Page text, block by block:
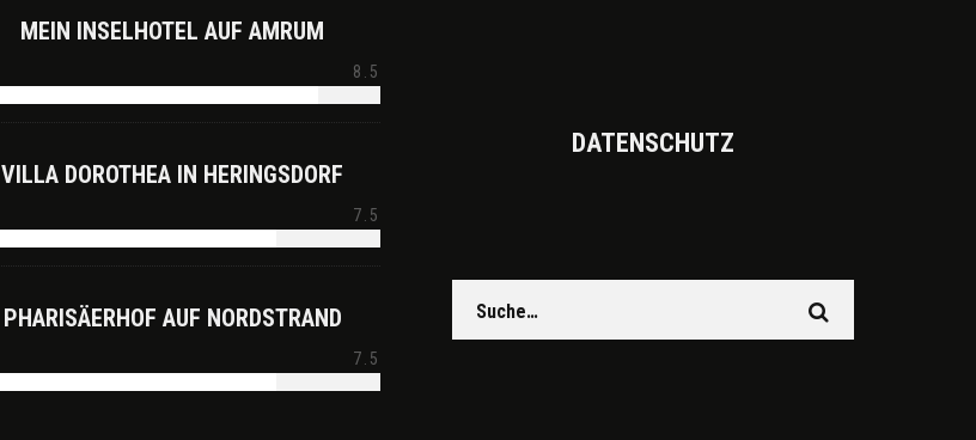
MEIN INSELHOTEL AUF AMRUM
8.5
VILLA DOROTHEA IN HERINGSDORF
7.5
PHARISÄERHOF AUF NORDSTRAND
7.5
DATEN­SCHUTZ